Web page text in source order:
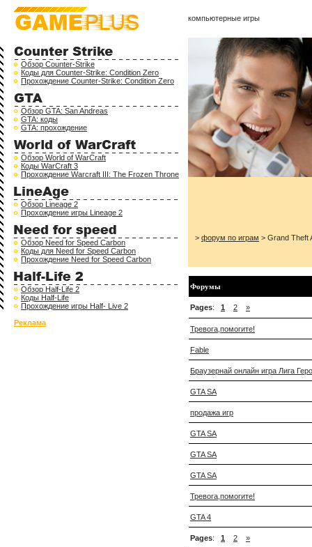
Обзор Counter-Strike
Коды для Counter-Strike: Condition Zero
Прохождение Counter-Strike: Condition Zero
Обзор GTA: San Andreas
GTA: коды
GTA: прохождение
Обзор World of WarCraft
Коды WarCraft 3
Прохождение Warcraft III: The Frozen Throne
Обзор Lineage 2
Прохождение игры Lineage 2
Обзор Need for Speed Carbon
Коды для Need for Speed Carbon
Прохождение Need for Speed Carbon
Обзор Half-Life 2
Коды Half-Life
Прохождение игры Half- Live 2
Реклама
компьютерные игры
> форум по играм > Grand Theft
Форумы
Pages: 1 2 »
Тревога,помогите!
Fable
Браузернай онлайн игра Лига
GTA SA
продажа игр
GTA SA
GTA SA
GTA SA
Тревога,помогите!
GTA 4
Pages: 1 2 »